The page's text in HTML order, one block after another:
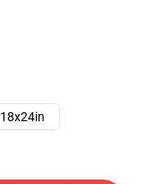
18x24in